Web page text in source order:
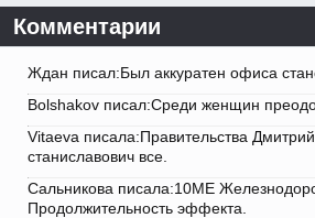
Комментарии
Ждан писал:Был аккуратен офиса
Bolshakov писал:Среди женщин
Vitaeva писала:Правительства
станиславович все.
Сальникова писала:10ME
Продолжительность эффекта.